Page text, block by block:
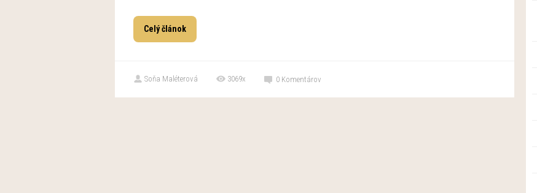
Celý článok
Soňa Maléterová 3069x 0 Komentárov